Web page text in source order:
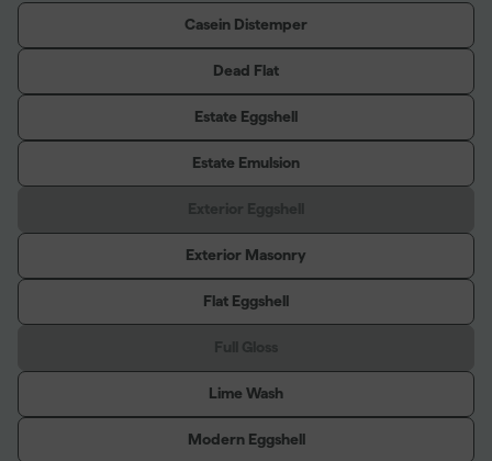
Casein Distemper
Dead Flat
Estate Eggshell
Estate Emulsion
Exterior Masonry
Flat Eggshell
Lime Wash
Modern Eggshell